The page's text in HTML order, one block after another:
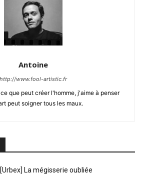
Antoine
http://www.fool-artistic.fr
que peut créer l'homme, j'aime à penser
peut soigner tous les maux.
[Urbex] La mégisserie oubliée